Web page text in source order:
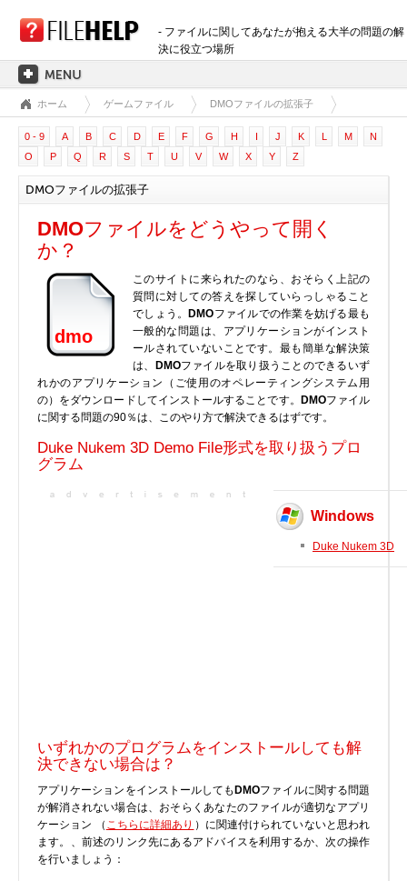
- ファイルに関してあなたが抱える大半の問題の解
決に役立つ場所
ホーム
拡張子のカテゴリー
3D画像ファイル
音声ファイル
CADファイル
データファイル
開発用ファイル
ディスクイメージファイル
暗号化されたファイル
実行ファイル
フォントファイル
ゲームファイル
GISファイル
動画ファイル
ドライバのカテゴリー
BIOS
Bluetooth
ホーム ゲームファイル DMOファイルの拡張子
0 - 9 A B C D E F G H I J K L M
N
O
P Q R S T U V W X Y Z
DMOファイルの拡張子
DMOファイルをどうやって開く
か？
dmo
このサイトに来られたのなら、おそらく上記の
質問に対しての答えを探していらっしゃること
でしょう。
DMOファイルでの作業を妨げる最も
一般的な問題は、アプリケーションがインスト
ールされていないことです。最も簡単な解決策
は、
DMOファイルを取り扱うことのできるいず
れかのアプリケーション（ご使用のオペレーティングシステム用
の）をダウンロードしてインストールすることです。
DMOファイル
に関する問題の90％は、このやり方で解決できるはずです。
Duke Nukem 3D Demo File形式を取り扱うプロ
グラム
Windows
Duke Nukem 3D
いずれかのプログラムをインストールしても解
決できない場合は？
アプリケーションをインストールしても DMOファイルに関する問題
が解消されない場合は、おそらくあなたのファイルが適切なアプリ
ケーション （ こちらに詳細あり ）に関連付けられていないと思われ
ます。、前述のリンク先にあるアドバイスを利用するか、次の操作
を行いましょう：